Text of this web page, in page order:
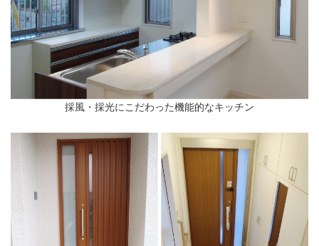
採風・採光にこだわった機能的なキッチン